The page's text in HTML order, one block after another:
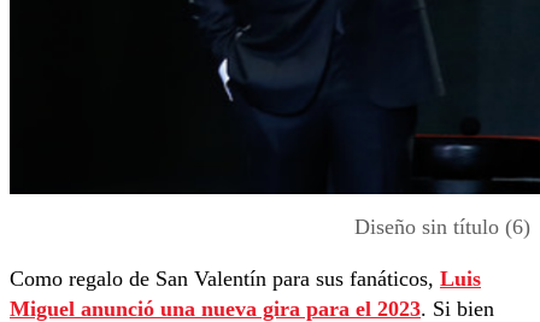
Diseño sin título (6)
Como regalo de San Valentín para sus fanáticos, Luis
Miguel anunció una nueva gira para el 2023. Si bien